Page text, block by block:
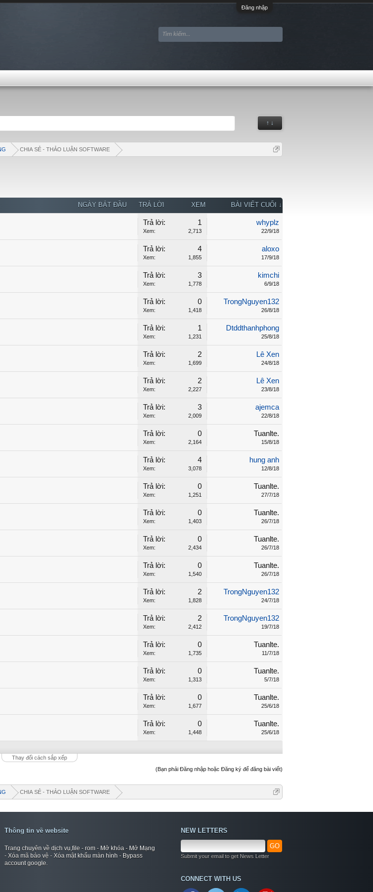
Đăng nhập
↑ ↓
CHIA SẺ - THẢO LUẬN SOFTWARE
+ Chào mừng bạn đến với diễn đàn thông tin
NGÀY BẮT ĐẦU TRẢ LỜI XEM BÀI VIẾT CUỐI ↓
Trả lời: 1
Xem: 2,713
whyplz
22/9/18
Trả lời: 4
Xem: 1,855
aloxo
17/9/18
Trả lời: 3
Xem: 1,778
kimchi
6/9/18
Trả lời: 0
Xem: 1,418
TrongNguyen132
26/8/18
Trả lời: 1
Xem: 1,231
Dtddthanhphong
25/8/18
Trả lời: 2
Xem: 1,699
Lê Xen
24/8/18
Trả lời: 2
Xem: 2,227
Lê Xen
23/8/18
Trả lời: 3
Xem: 2,009
ajemca
22/8/18
Trả lời: 0
Xem: 2,164
Tuanlte.
15/8/18
Trả lời: 4
Xem: 3,078
hung anh
12/8/18
Trả lời: 0
Xem: 1,251
Tuanlte.
27/7/18
Trả lời: 0
Xem: 1,403
Tuanlte.
26/7/18
Trả lời: 0
Xem: 2,434
Tuanlte.
26/7/18
Trả lời: 0
Xem: 1,540
Tuanlte.
26/7/18
Trả lời: 2
Xem: 1,828
TrongNguyen132
24/7/18
Trả lời: 2
Xem: 2,412
TrongNguyen132
19/7/18
Trả lời: 0
Xem: 1,735
Tuanlte.
11/7/18
Trả lời: 0
Xem: 1,313
Tuanlte.
5/7/18
Trả lời: 0
Xem: 1,677
Tuanlte.
25/6/18
Trả lời: 0
Xem: 1,448
Tuanlte.
25/6/18
Thay đổi cách sắp xếp
(Bạn phải Đăng nhập hoặc Đăng ký để đăng bài viết)
CHIA SẺ - THẢO LUẬN SOFTWARE
Thông tin về website
Trang chuyên về dịch vụ,file - rom - Mở khóa - Mở Mạng
- Xóa mã bảo vệ - Xóa mật khẩu màn hình - Bypass
account google.
NEW LETTERS
GO
Submit your email to get News Letter
CONNECT WITH US